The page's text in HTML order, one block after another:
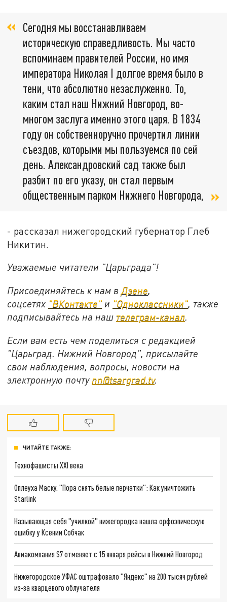
Сегодня мы восстанавливаем
историческую справедливость. Мы часто
вспоминаем правителей России, но имя
императора Николая I долгое время было в
тени, что абсолютно незаслуженно. То,
каким стал наш Нижний Новгород, во-
многом заслуга именно этого царя. В 1834
году он собственноручно прочертил линии
съездов, которыми мы пользуемся по сей
день. Александровский сад также был
разбит по его указу, он стал первым
общественным парком Нижнего Новгорода,
- рассказал нижегородский губернатор Глеб
Никитин.
Уважаемые читатели "Царьграда"!
Присоединяйтесь к нам вДзене,
соцсетях "ВКонтакте" и "Одноклассники", также
подписывайтесь на наш телеграм-канал.
Если вам есть чем поделиться с редакцией
"Царьград. Нижний Новгород", присылайте
свои наблюдения, вопросы, новости на
электронную почту nn@tsargrad.tv.
ЧИТАЙТЕ ТАКЖЕ:
Технофашисты XXI века
Оплеуха Маску. "Пора снять белые перчатки": Как уничтожить
Starlink
Называющая себя "училкой" нижегородка нашла орфоэпическую
ошибку у Ксении Собчак
Авиакомпания S7 отменяет с 15 января рейсы в Нижний Новгород
Нижегородское УФАС оштрафовало "Яндекс" на 200 тысяч рублей
из-за кварцевого облучателя